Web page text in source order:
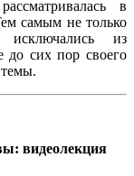
в
самым не только
из
до сих пор своего
видеолекция